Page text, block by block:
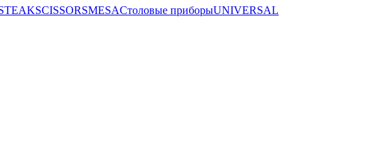
SCISSORSMESAСтоловые приборыUNIVERSAL